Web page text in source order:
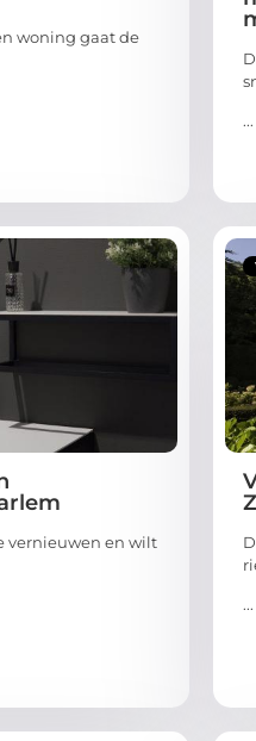
woning gaat de
...
vernieuwen en wilt
...